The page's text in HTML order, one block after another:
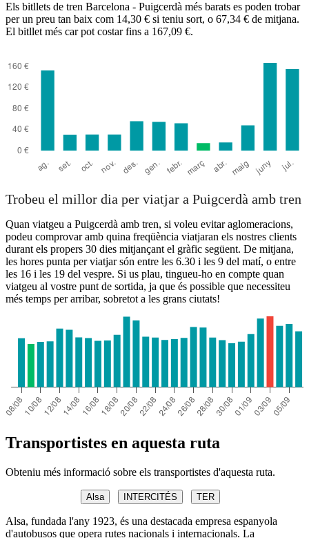
Els bitllets de tren Barcelona - Puigcerdà més barats es poden trobar
per un preu tan baix com 14,30 € si teniu sort, o 67,34 € de mitjana.
El bitllet més car pot costar fins a 167,09 €.
Trobeu el millor dia per viatjar a Puigcerdà amb tren
Quan viatgeu a Puigcerdà amb tren, si voleu evitar aglomeracions,
podeu comprovar amb quina freqüència viatjaran els nostres clients
durant els propers 30 dies mitjançant el gràfic següent. De mitjana,
les hores punta per viatjar són entre les 6.30 i les 9 del matí, o entre
les 16 i les 19 del vespre. Si us plau, tingueu-ho en compte quan
viatgeu al vostre punt de sortida, ja que és possible que necessiteu
més temps per arribar, sobretot a les grans ciutats!
Transportistes en aquesta ruta
Obteniu més informació sobre els transportistes d'aquesta ruta.
Alsa INTERCITÉS TER
Alsa, fundada l'any 1923, és una destacada empresa espanyola
d'autobusos que opera rutes nacionals i internacionals. La